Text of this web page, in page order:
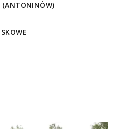
(ANTONINÓW)